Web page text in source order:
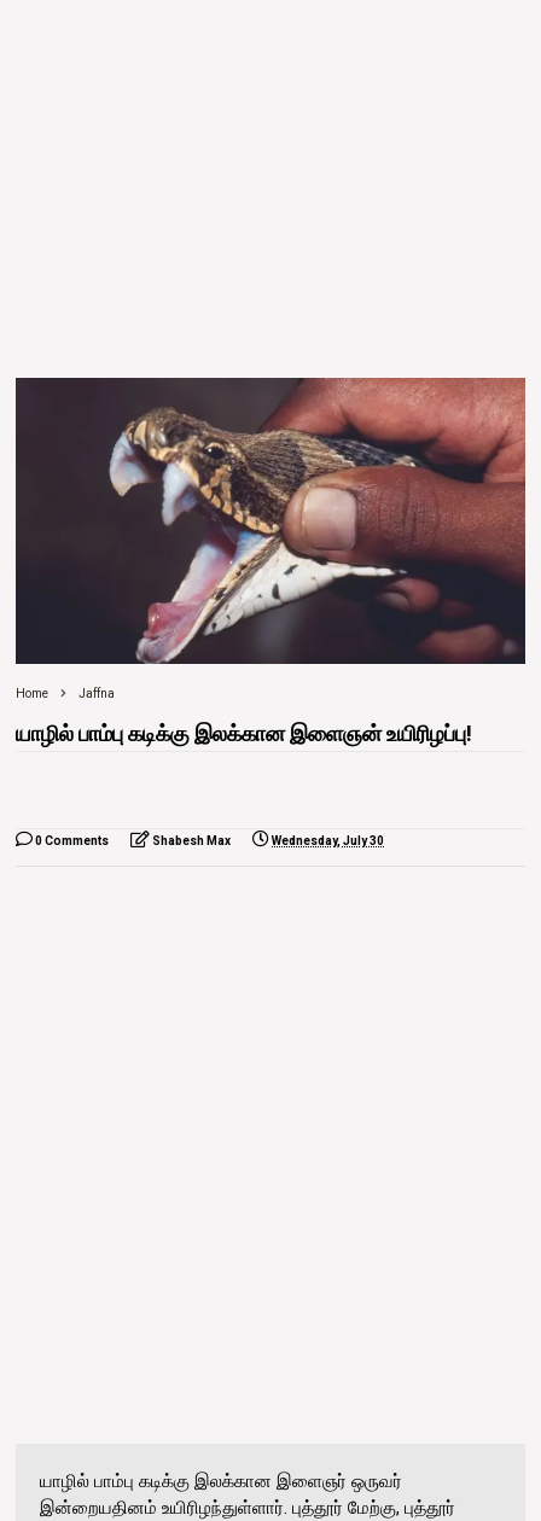
Home Jaffna
யாழில் பாம்பு கடிக்கு இலக்கான இளைஞன் உயிரிழப்பு!
0 Comments Shabesh Max Wednesday, July 30
யாழில் பாம்பு கடிக்கு இலக்கான இளைஞர் ஒருவர்
இன்றையதினம் உயிரிழந்துள்ளார். புத்தூர் மேற்கு, புத்தூர்